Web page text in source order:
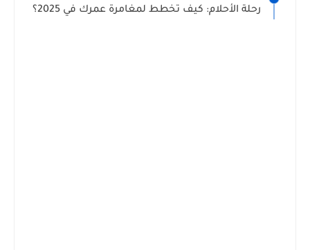
رحلة الأحلام: كيف تخطط لمغامرة عمرك في 2025؟